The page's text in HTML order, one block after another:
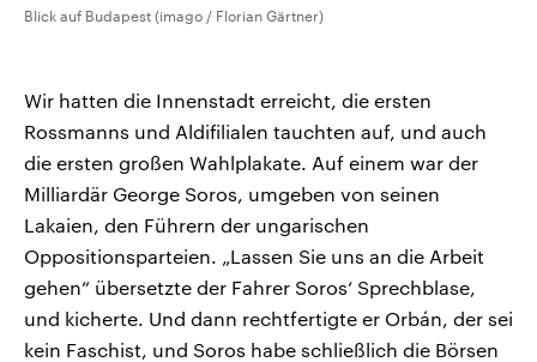
Blick auf Budapest (imago / Florian Gärtner)
Wir hatten die Innenstadt erreicht, die ersten
Rossmanns und Aldifilialen tauchten auf, und auch
die ersten großen Wahlplakate. Auf einem war der
Milliardär George Soros, umgeben von seinen
Lakaien, den Führern der ungarischen
Oppositionsparteien. „Lassen Sie uns an die Arbeit
gehen“ übersetzte der Fahrer Soros‘ Sprechblase,
und kicherte. Und dann rechtfertigte er Orbán, der sei
kein Faschist, und Soros habe schließlich die Börsen